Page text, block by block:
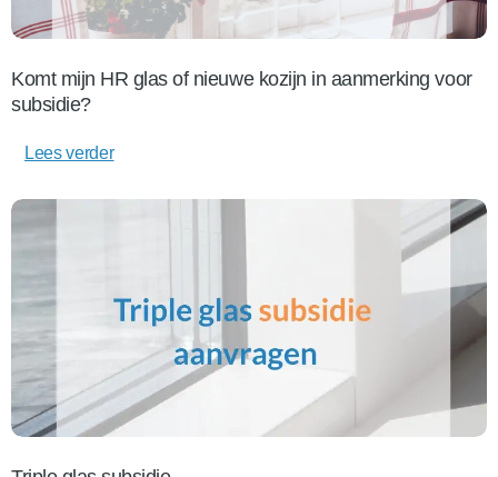
Komt mijn HR glas of nieuwe kozijn in aanmerking voor
subsidie?
Lees verder